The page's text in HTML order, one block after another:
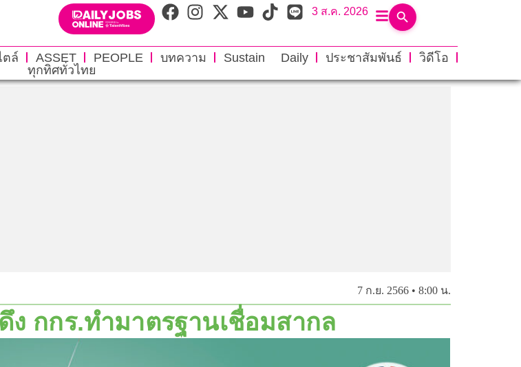
3 ส.ค. 2026
ตล์ ASSET PEOPLE บทความ Sustain Daily ประชาสัมพันธ์
วิดีโอ
ทุกทิศทั่วไทย
7 ก.ย. 2566 • 8:00 น.
กกร.ทำมาตรฐานเชื่อมสากล